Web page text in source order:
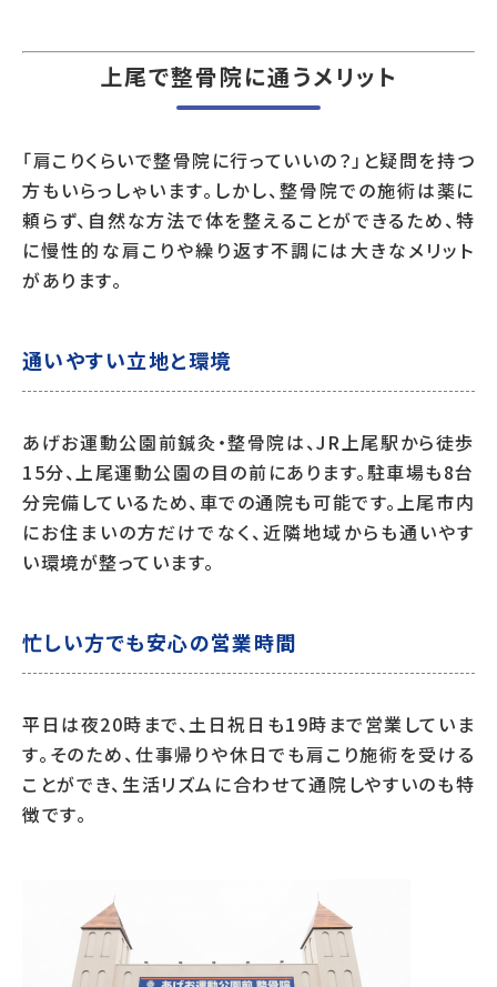
上尾で整骨院に通うメリット
「肩こりくらいで整骨院に行っていいの？」と疑問を持つ
方もいらっしゃいます。しかし、整骨院での施術は薬に
頼らず、自然な方法で体を整えることができるため、特
に慢性的な肩こりや繰り返す不調には大きなメリット
があります。
通いやすい立地と環境
あげお運動公園前鍼灸・整骨院は、JR上尾駅から徒歩
15分、上尾運動公園の目の前にあります。駐車場も8台
分完備しているため、車での通院も可能です。上尾市内
にお住まいの方だけでなく、近隣地域からも通いやす
い環境が整っています。
忙しい方でも安心の営業時間
平日は夜20時まで、土日祝日も19時まで営業していま
す。そのため、仕事帰りや休日でも肩こり施術を受ける
ことができ、生活リズムに合わせて通院しやすいのも特
徴です。